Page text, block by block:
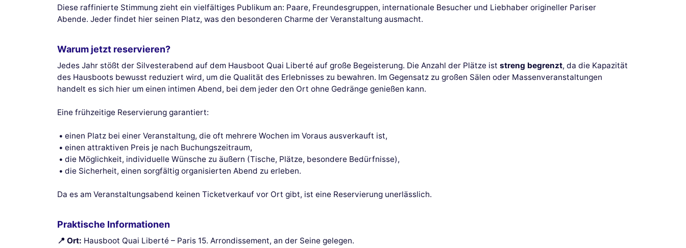
Diese raffinierte Stimmung zieht ein vielfältiges Publikum an: Paare, Freundesgruppen, internationale Besucher und Liebhaber origineller Pariser
Abende. Jeder findet hier seinen Platz, was den besonderen Charme der Veranstaltung ausmacht.
Warum jetzt reservieren?
Jedes Jahr stößt der Silvesterabend auf dem Hausboot Quai Liberté auf große Begeisterung. Die Anzahl der Plätze ist streng begrenzt, da die Kapazität
des Hausboots bewusst reduziert wird, um die Qualität des Erlebnisses zu bewahren. Im Gegensatz zu großen Sälen oder Massenveranstaltungen
handelt es sich hier um einen intimen Abend, bei dem jeder den Ort ohne Gedränge genießen kann.
Eine frühzeitige Reservierung garantiert:
einen Platz bei einer Veranstaltung, die oft mehrere Wochen im Voraus ausverkauft ist,
einen attraktiven Preis je nach Buchungszeitraum,
die Möglichkeit, individuelle Wünsche zu äußern (Tische, Plätze, besondere Bedürfnisse),
die Sicherheit, einen sorgfältig organisierten Abend zu erleben.
Da es am Veranstaltungsabend keinen Ticketverkauf vor Ort gibt, ist eine Reservierung unerlässlich.
Praktische Informationen
📍 Ort: Hausboot Quai Liberté – Paris 15. Arrondissement, an der Seine gelegen.